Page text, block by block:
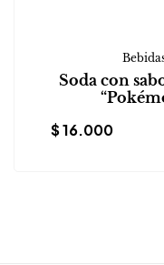
Soda con
$16.000